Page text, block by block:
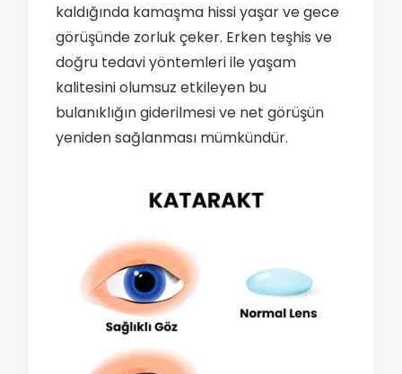
kaldığında kamaşma hissi yaşar ve gece
görüşünde zorluk çeker. Erken teşhis ve
doğru tedavi yöntemleri ile yaşam
kalitesini olumsuz etkileyen bu
bulanıklığın giderilmesi ve net görüşün
yeniden sağlanması mümkündür.